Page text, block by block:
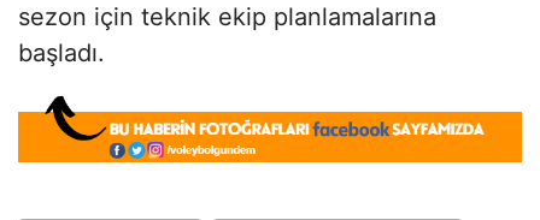
sezon için teknik ekip planlamalarına
başladı.